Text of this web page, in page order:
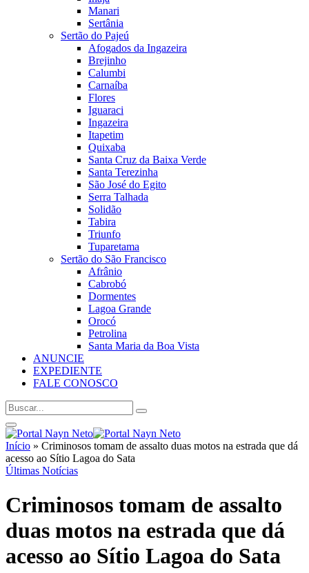
Manari
Sertânia
Sertão do Pajeú
Afogados da Ingazeira
Brejinho
Calumbi
Carnaíba
Flores
Iguaraci
Ingazeira
Itapetim
Quixaba
Santa Cruz da Baixa Verde
Santa Terezinha
São José do Egito
Serra Talhada
Solidão
Tabira
Triunfo
Tuparetama
Sertão do São Francisco
Afrânio
Cabrobó
Dormentes
Lagoa Grande
Orocó
Petrolina
Santa Maria da Boa Vista
ANUNCIE
EXPEDIENTE
FALE CONOSCO
Início » Criminosos tomam de assalto duas motos na estrada que dá
acesso ao Sítio Lagoa do Sata
Últimas Notícias
Criminosos tomam de assalto
duas motos na estrada que dá
acesso ao Sítio Lagoa do Sata